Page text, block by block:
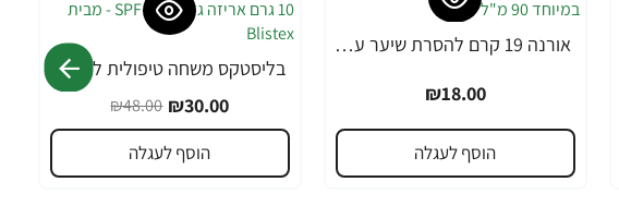
אורנה 19 קרם להסרת שיער עדין במיוחד 90 מ"ל
₪18.00
הוסף לעגלה
-38%
בליסטקס משחה טיפולית לשפתיים 10 גרם אריזה גדולה SPF 10 - מבית Blistex
₪30.00
₪48.00
הוסף לעגלה